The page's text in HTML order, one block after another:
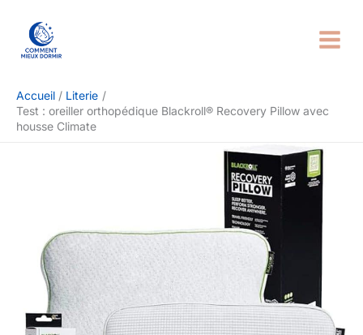
contenu
Accueil
Literie
Test : oreiller orthopédique Blackroll® Recovery Pillow avec
housse Climate